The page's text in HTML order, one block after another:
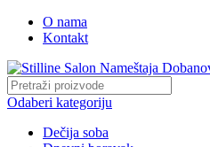
O nama
Kontakt
Odaberi kategoriju
Dečija soba